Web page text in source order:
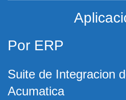
Por ERP
Suite de Integracion
Acumatica